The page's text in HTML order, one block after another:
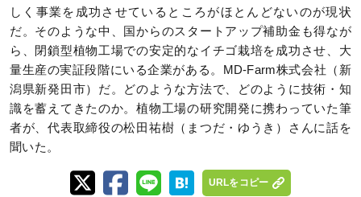
しく事業を成功させているところがほとんどないのが現状
だ。そのような中、国からのスタートアップ補助金も得なが
ら、閉鎖型植物工場での安定的なイチゴ栽培を成功させ、大
量生産の実証段階にいる企業がある。MD-Farm株式会社（新
潟県新発田市）だ。どのような方法で、どのように技術・知
識を蓄えてきたのか。植物工場の研究開発に携わっていた筆
者が、代表取締役の松田祐樹（まつだ・ゆうき）さんに話を
聞いた。
URLをコピー